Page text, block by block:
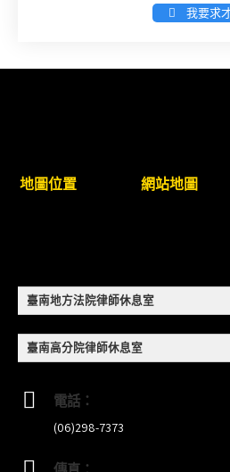
入校扎根計畫講師之會員(8/14
衛」課程(8/12前向本會報名,實
【重要公告】115年職場霸凌
訓課程（雲嘉南場）錄取通知
本會訂於115年8月15日(六)上
前報名，實體+線上併行)
我要求
地圖位置 網站地圖
臺南地方法院律師休息室
臺南高分院律師休息室
電話：
(06)298-7373